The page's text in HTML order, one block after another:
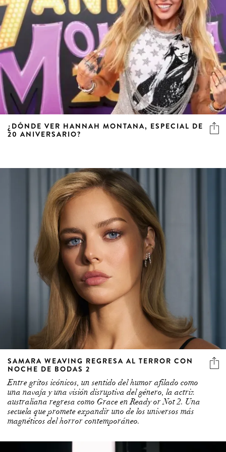
¿DÓNDE VER HANNAH MONTANA, ESPECIAL DE
20 ANIVERSARIO?
SAMARA WEAVING REGRESA AL TERROR CON
NOCHE DE BODAS 2
Entre gritos icónicos, un sentido del humor afilado como
una navaja y una visión disruptiva del género, la actriz
australiana regresa como Grace en Ready or Not 2. Una
secuela que promete expandir uno de los universos más
magnéticos del horror contemporáneo.